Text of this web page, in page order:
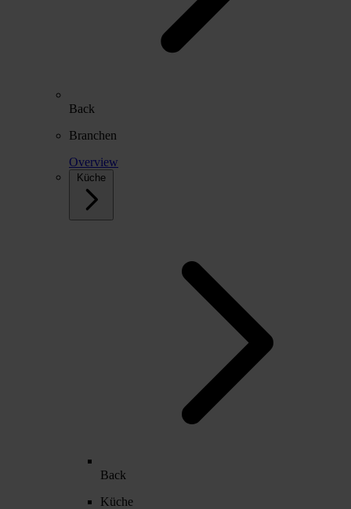
Back
Branchen
Overview
Küche
Back
Küche